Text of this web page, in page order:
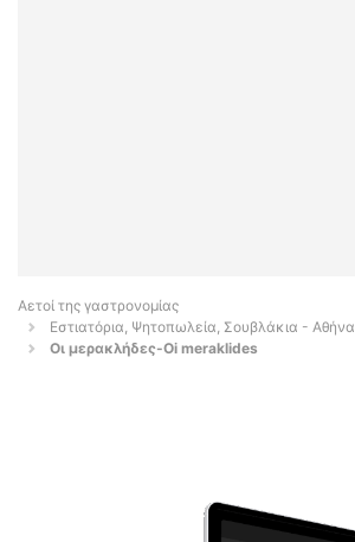
Αετοί της γαστρονομίας
Εστιατόρια, Ψητοπωλεία, Σουβλάκια - Αθήνα
Οι μερακλήδες-Oi meraklides